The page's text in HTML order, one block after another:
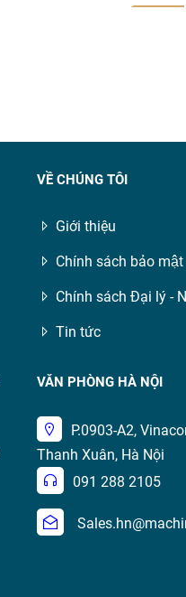
VỀ CHÚNG TÔI
Giới thiệu
Chính sách bảo mật
Chính sách Đại lý -
Tin tức
VĂN PHÒNG HÀ NỘI
P.0903-A2,
Thanh Xuân, Hà Nội
091 288 2105